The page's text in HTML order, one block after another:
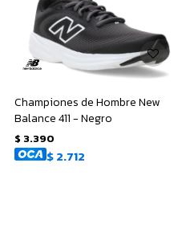
Championes de Hombre New
Balance 411 - Negro
$ 3.390
$2.712